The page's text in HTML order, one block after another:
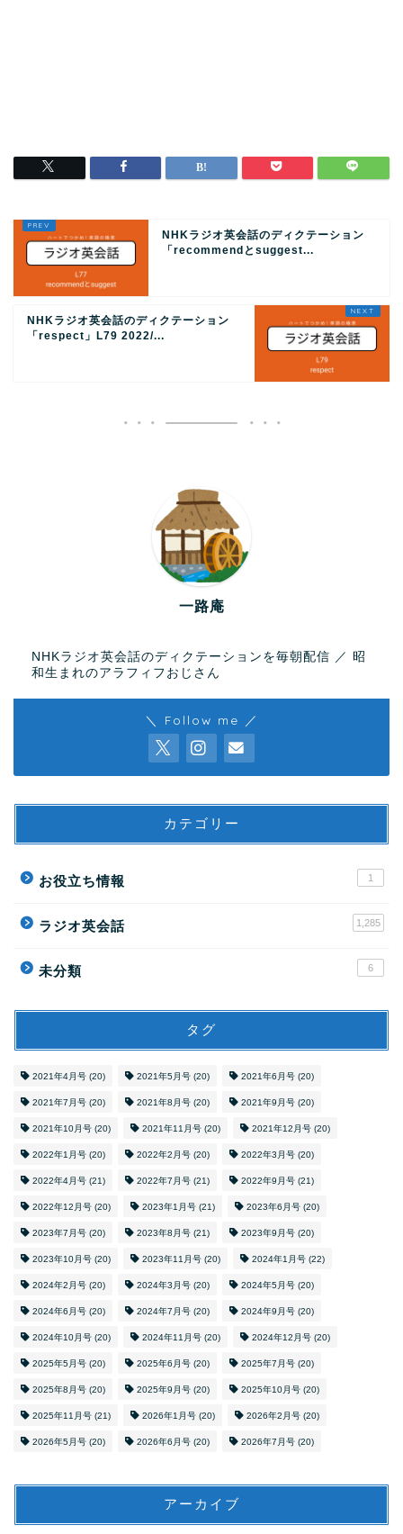
NHKラジオ英会話のディクテーション
「recommendとsuggest...
NHKラジオ英会話のディクテーション
「respect」L79 2022/...
一路庵
NHKラジオ英会話のディクテーションを毎朝配信 ／ 昭
和生まれのアラフィフおじさん
＼ Follow me ／
カテゴリー
お役立ち情報 1
ラジオ英会話 1,285
未分類 6
タグ
2021年4月号 (20) 2021年5月号 (20) 2021年6月号 (20)
2021年7月号 (20) 2021年8月号 (20) 2021年9月号 (20)
2021年10月号 (20) 2021年11月号 (20) 2021年12月号 (20)
2022年1月号 (20) 2022年2月号 (20) 2022年3月号 (20)
2022年4月号 (21) 2022年7月号 (21) 2022年9月号 (21)
2022年12月号 (20) 2023年1月号 (21) 2023年6月号 (20)
2023年7月号 (20) 2023年8月号 (21) 2023年9月号 (20)
2023年10月号 (20) 2023年11月号 (20) 2024年1月号 (22)
2024年2月号 (20) 2024年3月号 (20) 2024年5月号 (20)
2024年6月号 (20) 2024年7月号 (20) 2024年9月号 (20)
2024年10月号 (20) 2024年11月号 (20) 2024年12月号 (20)
2025年5月号 (20) 2025年6月号 (20) 2025年7月号 (20)
2025年8月号 (20) 2025年9月号 (20) 2025年10月号 (20)
2025年11月号 (21) 2026年1月号 (20) 2026年2月号 (20)
2026年5月号 (20) 2026年6月号 (20) 2026年7月号 (20)
アーカイブ